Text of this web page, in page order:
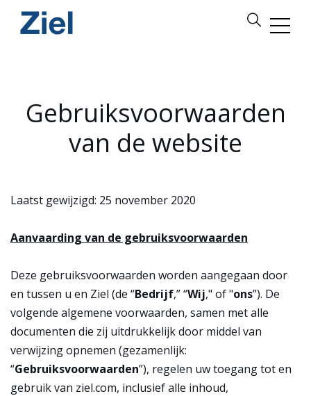
Gebruiksvoorwaarden
van de website
Laatst gewijzigd: 25 november 2020
Aanvaarding van de gebruiksvoorwaarden
Deze gebruiksvoorwaarden worden aangegaan door
en tussen u en Ziel (de “Bedrijf,” “Wij," of "ons”). De
volgende algemene voorwaarden, samen met alle
documenten die zij uitdrukkelijk door middel van
verwijzing opnemen (gezamenlijk:
“Gebruiksvoorwaarden”), regelen uw toegang tot en
gebruik van ziel.com, inclusief alle inhoud,